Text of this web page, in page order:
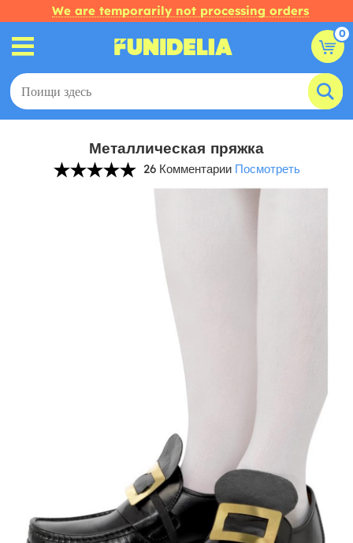
We are temporarily not processing orders
0
Металлическая пряжка
26 Комментарии Посмотреть